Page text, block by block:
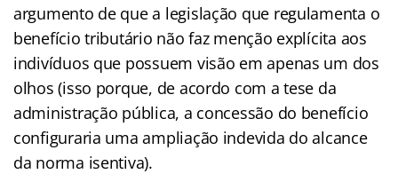
argumento de que a legislação que regulamenta o
benefício tributário não faz menção explícita aos
indivíduos que possuem visão em apenas um dos
olhos (isso porque, de acordo com a tese da
administração pública, a concessão do benefício
configuraria uma ampliação indevida do alcance
da norma isentiva).